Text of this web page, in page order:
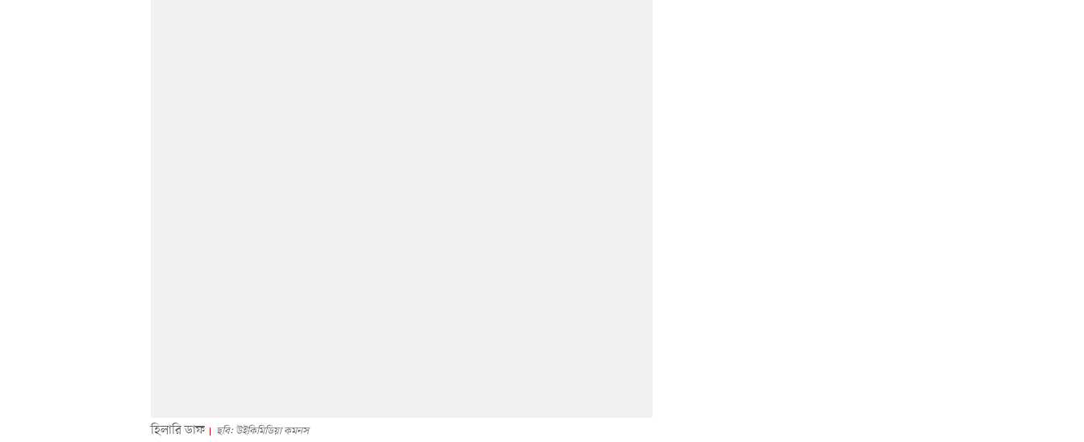
হিলারি ডাফ ছবি: উইকিমিডিয়া কমনস